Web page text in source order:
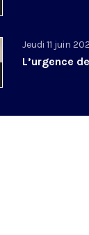
Jeudi 11 juin
L’urgence